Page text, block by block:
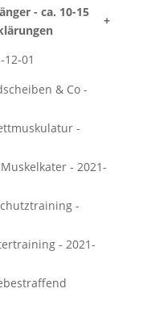
- ca. 10-15
+
01
& Co -
-
- 2021-
-
- 2021-